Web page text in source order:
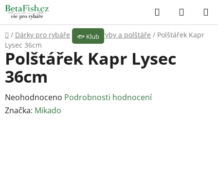
Přejít
na
obsah
Hledat
KOŠÍK
Domů
/ Dárky pro rybáře Plyšové ryby a polštáře / Polštářek Kapr
Lysec 36cm
Polštářek Kapr Lysec
36cm
Průměrné
hodnocení
Neohodnoceno Podrobnosti hodnocení
Značka: Mikado
🐟 Klub